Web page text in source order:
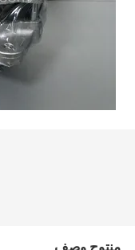
منتوج وصف